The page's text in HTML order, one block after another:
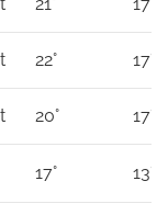
22° 17°
20° 17°
17° 13°